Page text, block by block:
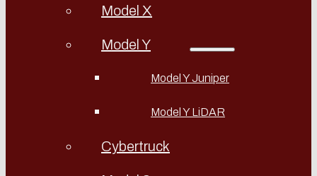
Model X
Model Y
Model Y Juniper
Model Y LiDAR
Cybertruck